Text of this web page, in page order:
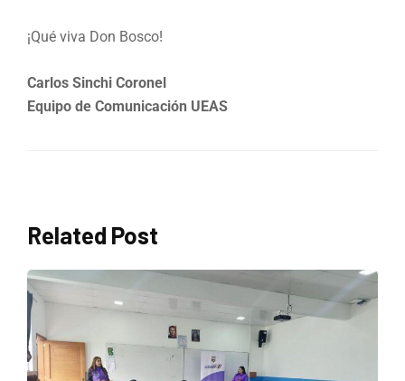
¡Qué viva Don Bosco!
Carlos Sinchi Coronel
Equipo de Comunicación UEAS
Related Post